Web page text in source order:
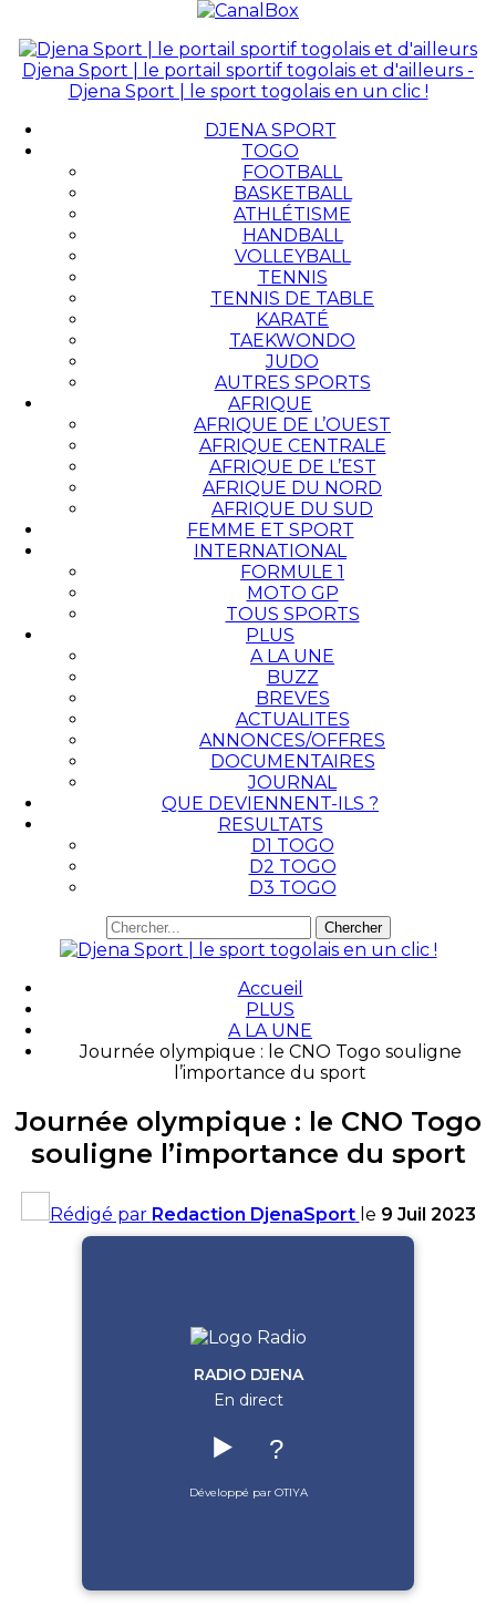
Djena Sport | le portail sportif togolais et d'ailleurs -
Djena Sport | le sport togolais en un clic !
DJENA SPORT
TOGO
FOOTBALL
BASKETBALL
ATHLÉTISME
HANDBALL
VOLLEYBALL
TENNIS
TENNIS DE TABLE
KARATÉ
TAEKWONDO
JUDO
AUTRES SPORTS
AFRIQUE
AFRIQUE DE L’OUEST
AFRIQUE CENTRALE
AFRIQUE DE L’EST
AFRIQUE DU NORD
AFRIQUE DU SUD
FEMME ET SPORT
INTERNATIONAL
FORMULE 1
MOTO GP
TOUS SPORTS
PLUS
A LA UNE
BUZZ
BREVES
ACTUALITES
ANNONCES/OFFRES
DOCUMENTAIRES
JOURNAL
QUE DEVIENNENT-ILS ?
RESULTATS
D1 TOGO
D2 TOGO
D3 TOGO
Accueil
PLUS
A LA UNE
Journée olympique : le CNO Togo souligne
l’importance du sport
Journée olympique : le CNO Togo
souligne l’importance du sport
Rédigé par Redaction DjenaSport le 9 Juil 2023
RADIO DJENA
En direct
▶️ ?
Développé par OTIYA